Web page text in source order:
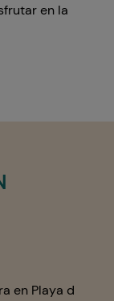
en la
en Playa d